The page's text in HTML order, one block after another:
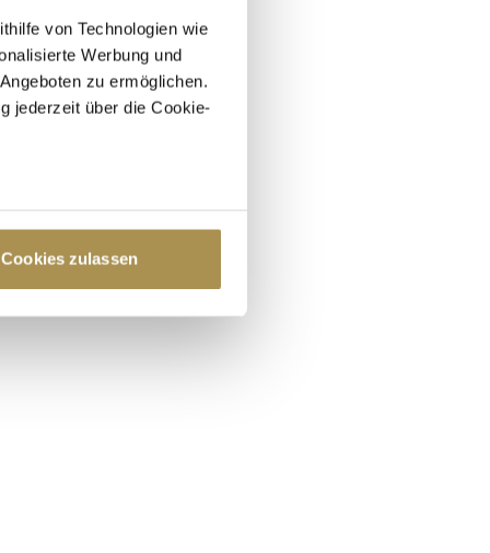
von Technologien wie
Werbung und
zu ermöglichen.
jederzeit über die Cookie-
sein können
Präferenzen im
Verwendung unserer
Rahmen Ihrer Nutzung
Cookies zulassen